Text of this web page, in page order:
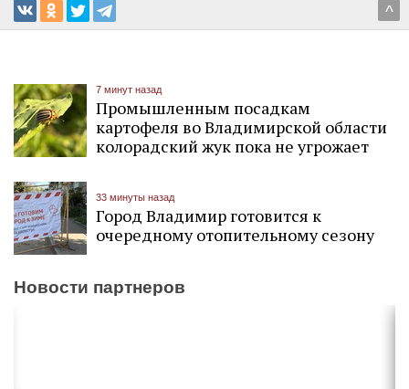
^
7 минут назад
Промышленным посадкам
картофеля во Владимирской области
колорадский жук пока не угрожает
33 минуты назад
Город Владимир готовится к
очередному отопительному сезону
Новости партнеров